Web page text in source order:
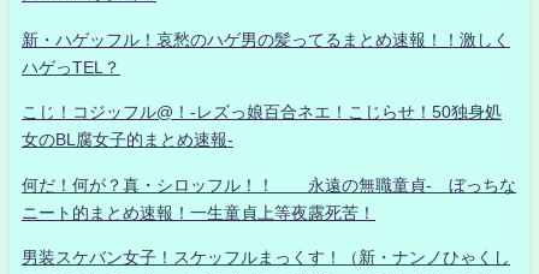
新・ハゲッフル！哀愁のハゲ男の髪ってるまとめ速報！！激しく
ハゲっTEL？
こじ！コジッフル@！-レズっ娘百合ネエ！こじらせ！50独身処
女のBL腐女子的まとめ速報-
何だ！何が？真・シロッフル！！ 永遠の無職童貞- ぼっちな
ニート的まとめ速報！一生童貞上等夜露死苦！
男装スケバン女子！スケッフルまっくす！（新・ナンノひゃくし